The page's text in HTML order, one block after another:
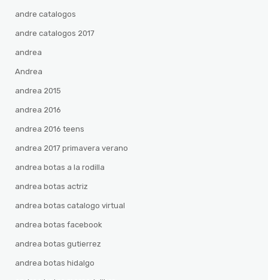
andre catalogos
andre catalogos 2017
andrea
Andrea
andrea 2015
andrea 2016
andrea 2016 teens
andrea 2017 primavera verano
andrea botas a la rodilla
andrea botas actriz
andrea botas catalogo virtual
andrea botas facebook
andrea botas gutierrez
andrea botas hidalgo